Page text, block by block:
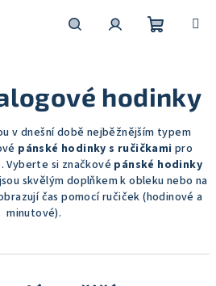
košík
hodinky
v dnešní době nejběžnějším typem
pánské hodinky s ručičkami pro
Vyberte si značkové pánské hodinky
skvělým doplňkem k obleku nebo na
čas pomocí ručiček (hodinové a
minutové).